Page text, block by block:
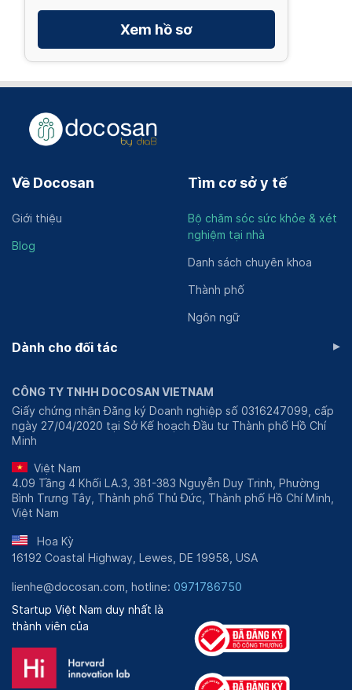
Xem hồ sơ
Về Docosan
Giới thiệu
Blog
Tìm cơ sở y tế
Bộ chăm sóc sức khỏe & xét
nghiệm tại nhà
Danh sách chuyên khoa
Thành phố
Ngôn ngữ
Dành cho đối tác ▸
CÔNG TY TNHH DOCOSAN VIETNAM
Giấy chứng nhận Đăng ký Doanh nghiệp số 0316247099, cấp
ngày 27/04/2020 tại Sở Kế hoạch Đầu tư Thành phố Hồ Chí
Minh
Việt Nam
4.09 Tầng 4 Khối LA.3, 381-383 Nguyễn Duy Trinh, Phường
Bình Trưng Tây, Thành phố Thủ Đức, Thành phố Hồ Chí Minh,
Việt Nam
Hoa Kỳ
16192 Coastal Highway, Lewes, DE 19958, USA
lienhe@docosan.com, hotline: 0971786750
Startup Việt Nam duy nhất là
thành viên của